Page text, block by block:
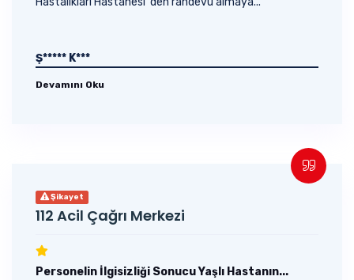
Ş***** K***
Devamını Oku
Şikayet
112 Acil Çağrı Merkezi
Personelin İlgisizliği Sonucu Yaşlı Hastanın...